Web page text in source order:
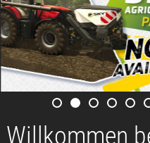
Willkommen